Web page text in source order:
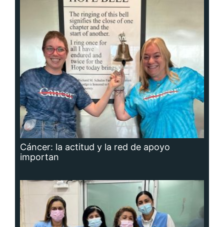
Cáncer: la actitud y la red de apoyo
importan